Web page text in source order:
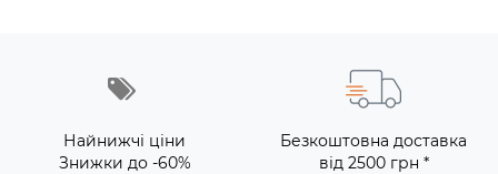
Найнижчі ціни
Знижки до -60%
Безкоштовна доставка
від 2500 грн *